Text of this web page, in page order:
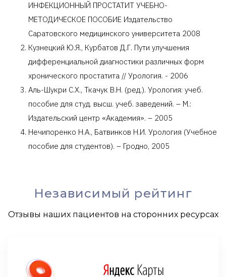
ИНФЕКЦИОННЫЙ ПРОСТАТИТ УЧЕБНО-
МЕТОДИЧЕСКОЕ ПОСОБИЕ Издательство
Саратовского медицинского университета 2008
Кузнецкий Ю.Я., Курбатов Д.Г. Пути улучшения
дифференциальной диагностики различных форм
хронического простатита // Урология. - 2006
Аль-Шукри С.Х., Ткачук В.Н. (ред.). Урология: учеб.
пособие для студ. высш. учеб. заведений. – М.:
Издательский центр «Академия». – 2005
Нечипоренко Н.А., Батвинков Н.И. Урология (Учебное
пособие для студентов). – Гродно, 2005
Независимый рейтинг
Отзывы наших пациентов на сторонних ресурсах